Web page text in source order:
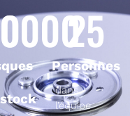
Personnes
25
dans
l’équipe